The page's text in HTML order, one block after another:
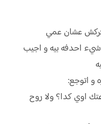
عشان عمي
احدفه بيه و اجيب
و اتوجع:
اوي كدا؟ ولا روح